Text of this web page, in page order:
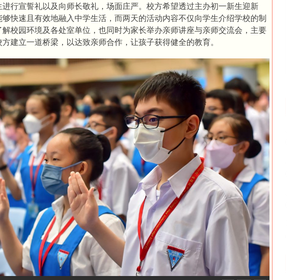
行宣誓礼以及向师长敬礼，场面庄严。校方希望透过主办初一新生迎新
快速且有效地融入中学生活，而两天的活动内容不仅向学生介绍学校的制
校园环境及各处室单位，也同时为家长举办亲师讲座与亲师交流会，主要
建立一道桥梁，以达致亲师合作，让孩子获得健全的教育。